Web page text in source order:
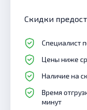
Скидки
Специалист
Цены ниже
Наличие на
Время
минут